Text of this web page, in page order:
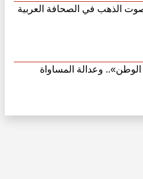
الذهب في الصحافة العربية
وعدالة المساواة